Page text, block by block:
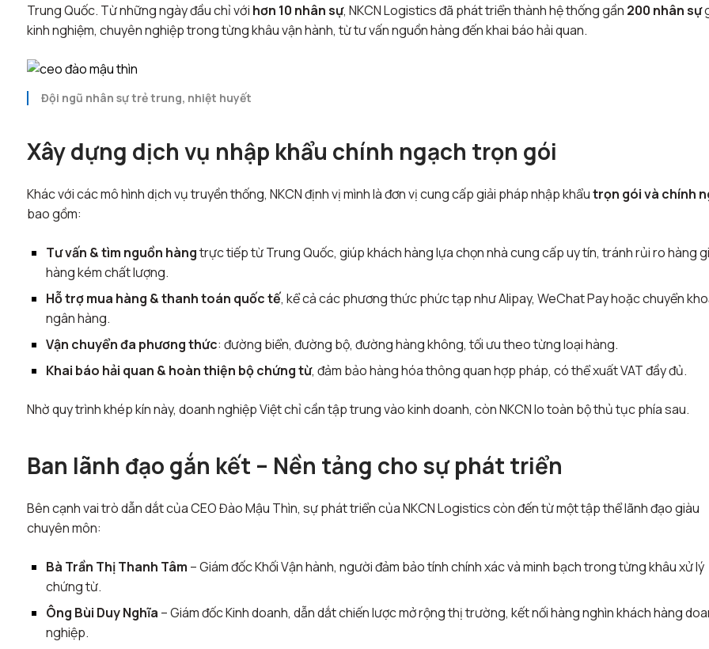
Trung Quốc. Từ những ngày đầu chỉ với hơn 10 nhân sự, NKCN Logistics đã phát triển thành hệ thống gần 200 nhân sự
kinh nghiệm, chuyên nghiệp trong từng khâu vận hành, từ tư vấn nguồn hàng đến khai báo hải quan.
Đội ngũ nhân sự trẻ trung, nhiệt huyết
Xây dựng dịch vụ nhập khẩu chính ngạch trọn gói
Khác với các mô hình dịch vụ truyền thống, NKCN định vị mình là đơn vị cung cấp giải pháp nhập khẩutrọn gói và chính
bao gồm:
Tư vấn & tìm nguồn hàngtrực tiếp từ Trung Quốc, giúp khách hàng lựa chọn nhà cung cấp uy tín, tránh rủi ro hàng
hàng kém chất lượng.
Hỗ trợ mua hàng & thanh toán quốc tế, kể cả các phương thức phức tạp như Alipay, WeChat Pay hoặc chuyển
ngân hàng.
Vận chuyển đa phương thức: đường biển, đường bộ, đường hàng không, tối ưu theo từng loại hàng.
Khai báo hải quan & hoàn thiện bộ chứng từ, đảm bảo hàng hóa thông quan hợp pháp, có thể xuất VAT đầy đủ.
Nhờ quy trình khép kín này, doanh nghiệp Việt chỉ cần tập trung vào kinh doanh, còn NKCN lo toàn bộ thủ tục phía sau.
Ban lãnh đạo gắn kết – Nền tảng cho sự phát triển
Bên cạnh vai trò dẫn dắt của CEO Đào Mậu Thìn, sự phát triển của NKCN Logistics còn đến từ một tập thể lãnh đạo giàu
chuyên môn:
Bà Trần Thị Thanh Tâm – Giám đốc Khối Vận hành, người đảm bảo tính chính xác và minh bạch trong từng khâu xử lý
chứng từ.
Ông Bùi Duy Nghĩa – Giám đốc Kinh doanh, dẫn dắt chiến lược mở rộng thị trường, kết nối hàng nghìn khách hàng
nghiệp.